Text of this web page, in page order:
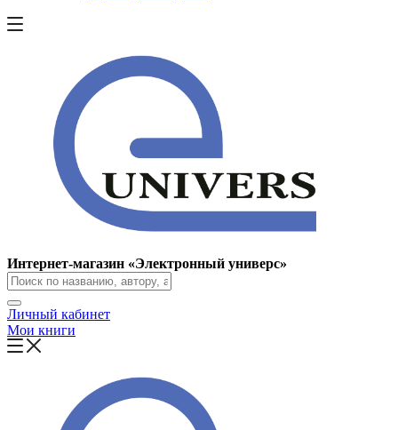
Интернет-магазин «Электронный универс»
Личный кабинет
Мои книги